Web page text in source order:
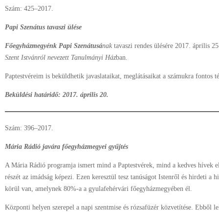
Szám: 425–2017.
Papi Szenátus tavaszi ülése
Főegyházmegyénk Papi Szenátusának tavaszi rendes ülésére 2017. április
Szent Istvánról nevezett Tanulmányi Házban.
Paptestvéreim is beküldhetik javaslataikat, meglátásaikat a számukra fontos
Beküldési határidő: 2017. április 20.
Szám: 396–2017.
Mária Rádió javára főegyházmegyei gyűjtés
A Mária Rádió programja ismert mind a Paptestvérek, mind a kedves hívek
részét az imádság képezi. Ezen keresztül tesz tanúságot Istenről és hirdeti a
körül van, amelynek 80%-a a gyulafehérvári főegyházmegyében él.
Központi helyen szerepel a napi szentmise és rózsafüzér közvetítése. Ebből